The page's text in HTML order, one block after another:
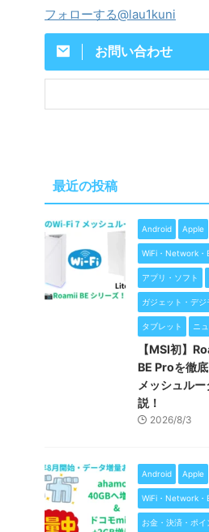
フォローする@lau1kuni
お問い合わせ
最近の投稿
Android Apple
WiFi・Network・
アプリ・ソフト
ガジェット・デジ
タブレット ニ
【MSI初】
BE Proを徹
メッシュル
説！
2026/8/3
Android Apple
WiFi・Network・
お金・決済・ポイ